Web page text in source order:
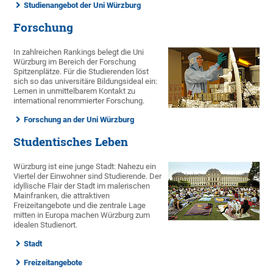
Studienangebot der Uni Würzburg
Forschung
In zahlreichen Rankings belegt die Uni
Würzburg im Bereich der Forschung
Spitzenplätze. Für die Studierenden löst
sich so das universitäre Bildungsideal ein:
Lernen in unmittelbarem Kontakt zu
international renommierter Forschung.
Forschung an der Uni Würzburg
Studentisches Leben
Würzburg ist eine junge Stadt: Nahezu ein
Viertel der Einwohner sind Studierende. Der
idyllische Flair der Stadt im malerischen
Mainfranken, die attraktiven
Freizeitangebote und die zentrale Lage
mitten in Europa machen Würzburg zum
idealen Studienort.
Stadt
Freizeitangebote